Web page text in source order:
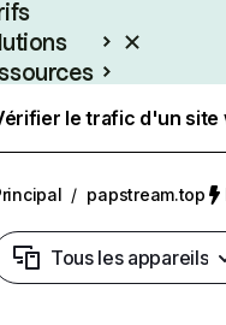
le trafic d'un site
/ papstream.top
Tous les appareils